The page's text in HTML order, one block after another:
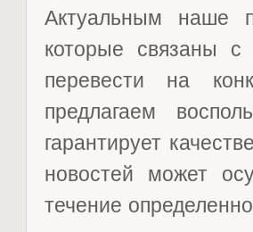
Актуальным наше
которые связаны с
перевести на
предлагаем
гарантирует
новостей может
течение